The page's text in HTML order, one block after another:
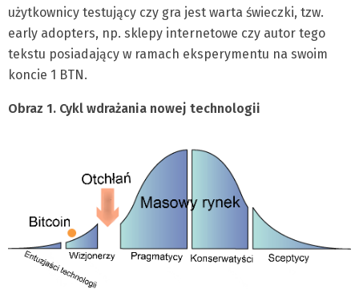
użytkownicy testujący czy gra jest warta świeczki, tzw.
early adopters, np. sklepy internetowe czy autor tego
tekstu posiadający w ramach eksperymentu na swoim
koncie 1 BTN.
Obraz 1. Cykl wdrażania nowej technologii